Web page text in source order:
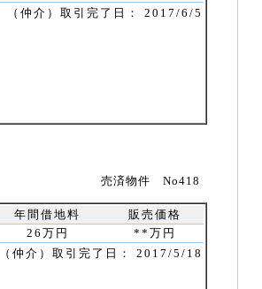
（仲介）取引完了日： 2017/6/5
売済物件 No418
年間借地料
販売価格
26万円
**万円
（仲介）取引完了日： 2017/5/18